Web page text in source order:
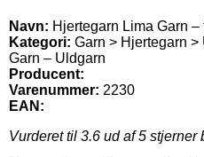
Navn: Hjertegarn Lima Garn –
Kategori: Garn > Hjertegarn
Garn – Uldgarn
Producent:
Varenummer: 2230
EAN:
Vurderet til 3.6 ud af 5 stjerner